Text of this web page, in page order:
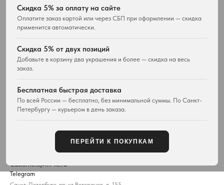
Скидка 5% за оплату на сайте
Оплатите заказ картой или через СБП при оформлении — скидка
применится автоматически.
Скидка 5% от двух позиций
Добавьте в корзину два украшения и более — скидка на весь
заказ.
Бесплатная быстрая доставка
По всей России — бесплатно, без минимальной суммы. По Санкт-
Петербургу — курьером в день заказа.
ПЕРЕЙТИ К ПОКУПКАМ
Кольца
Часы
Сумки
ПОКУПАТЕЛЯМ
Доставка
Возврат товара
Отзывы покупателей
Контакты
Карта сайта
О магазине
Новости и проекты
Все материалы
+7 929 115-81-82
Customers@lm-llc.ru
Telegram